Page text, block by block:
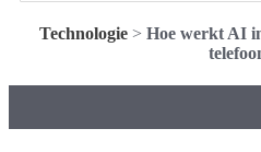
Technologie > Hoe werkt AI